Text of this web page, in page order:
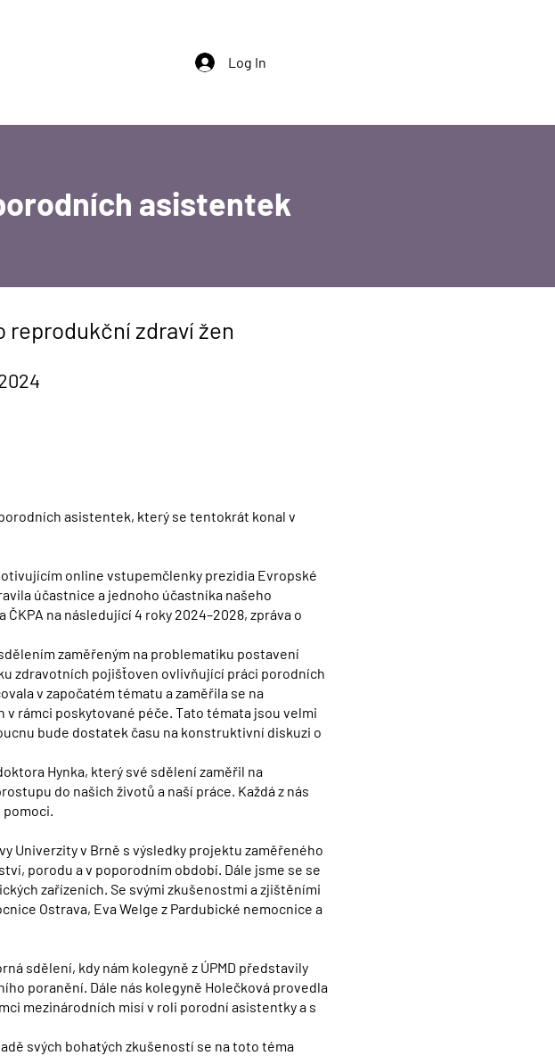
Log In
asistentek
zdraví žen
asistentek, který se tentokrát konal v
online vstupemčlenky prezidia Evropské
účastnice a jednoho účastníka našeho
na následující 4 roky 2024–2028, zpráva o
zaměřeným na problematiku postavení
zdravotních pojišťoven ovlivňující práci porodních
v započatém tématu a zaměřila se na
rámci poskytované péče. Tato témata jsou velmi
bude dostatek času na konstruktivní diskuzi o
Hynka, který své sdělení zaměřil na
do našich životů a naší práce. Každá z nás
pomoci.
Univerzity v Brně s výsledky projektu zaměřeného
porodu a v poporodním období. Dále jsme se se
zařízeních. Se svými zkušenostmi a zjištěními
Ostrava, Eva Welge z Pardubické nemocnice a
sdělení, kdy nám kolegyně z ÚPMD představily
poranění. Dále nás kolegyně Holečková provedla
mezinárodních misí v roli porodní asistentky a s
svých bohatých zkušeností se na toto téma